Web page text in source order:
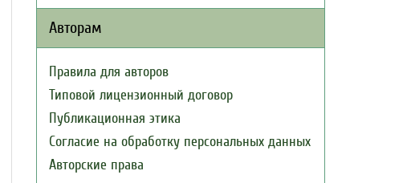
Авторам
Правила для авторов
Типовой лицензионный договор
Публикационная этика
Согласие на обработку персональных данных
Авторские права